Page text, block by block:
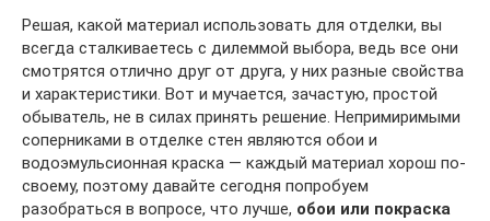
Решая, какой материал использовать для отделки, вы
всегда сталкиваетесь с дилеммой выбора, ведь все они
смотрятся отлично друг от друга, у них разные свойства
и характеристики. Вот и мучается, зачастую, простой
обыватель, не в силах принять решение. Непримиримыми
соперниками в отделке стен являются обои и
водоэмульсионная краска — каждый материал хорош по-
своему, поэтому давайте сегодня попробуем
разобраться в вопросе, что лучше, обои или покраска